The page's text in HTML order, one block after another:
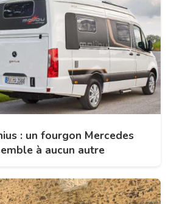
: un fourgon Mercedes
à aucun autre